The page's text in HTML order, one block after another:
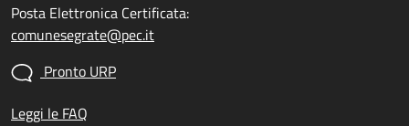
Posta Elettronica Certificata:
comunesegrate@pec.it
Pronto URP
Leggi le FAQ